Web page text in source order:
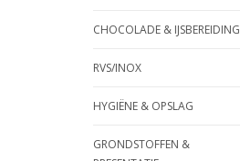
CHOCOLADE & IJSBEREIDING
RVS/INOX
HYGIËNE & OPSLAG
GRONDSTOFFEN &